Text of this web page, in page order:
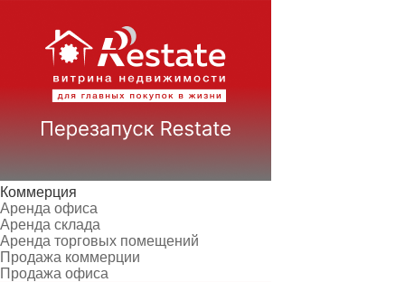
Коммерция
Аренда офиса
Аренда склада
Аренда торговых помещений
Продажа коммерции
Продажа офиса